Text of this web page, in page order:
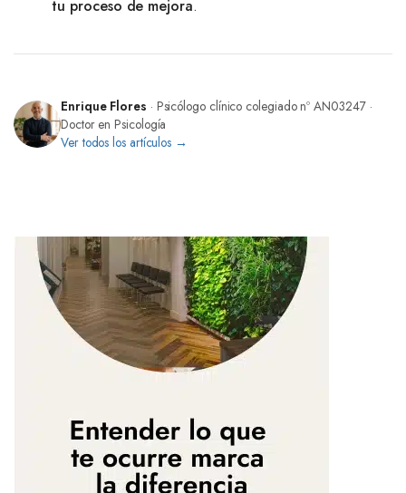
tu proceso de mejora.
Enrique Flores · Psicólogo clínico colegiado nº AN03247 ·
Doctor en Psicología
Ver todos los artículos →